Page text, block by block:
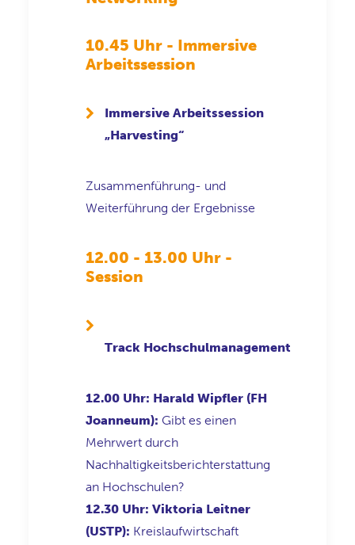
10.45 Uhr - Immersive
Arbeitssession
Immersive Arbeitssession
„Harvesting“
Zusammenführung- und
Weiterführung der Ergebnisse
12.00 - 13.00 Uhr -
Session
Track Hochschulmanagement
12.00 Uhr: Harald Wipfler (FH
Joanneum): Gibt es einen
Mehrwert durch
Nachhaltigkeitsberichterstattung
an Hochschulen?
12.30 Uhr: Viktoria Leitner
(USTP): Kreislaufwirtschaft